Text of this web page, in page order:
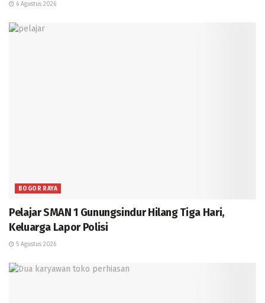
6 Agustus 2026
BOGOR RAYA
Pelajar SMAN 1 Gunungsindur Hilang Tiga Hari,
Keluarga Lapor Polisi
5 Agustus 2026